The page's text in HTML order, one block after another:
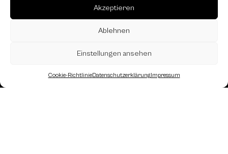
Akzeptieren
Ablehnen
Einstellungen ansehen
Cookie-RichtlinieDatenschutzerklärungImpressum